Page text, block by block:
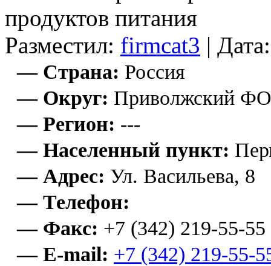
продуктов питания
Разместил: firmcat3 |
— Страна: Россия
— Округ: Приволжский ФО
— Регион: ---
— Населенный пункт:
— Адрес: Ул. Васильева, 8
— Телефон:
— Факс: +7 (342) 219-55-55
— E-mail: +7 (342) 219-55-